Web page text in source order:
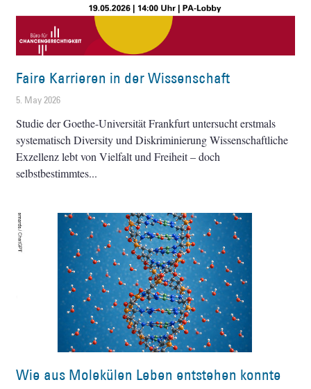
Faire Karrieren in der Wissenschaft
5. May 2026
Studie der Goethe-Universität Frankfurt untersucht erstmals
systematisch Diversity und Diskriminierung Wissenschaftliche
Exzellenz lebt von Vielfalt und Freiheit – doch
selbstbestimmtes
Wie aus Molekülen Leben entstehen konnte